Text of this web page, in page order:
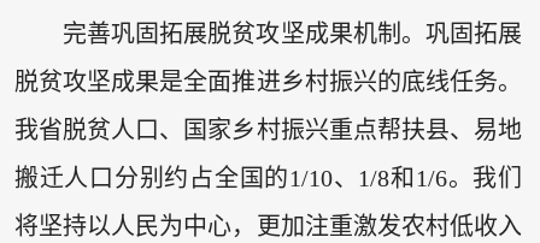
完善巩固拓展脱贫攻坚成果机制。巩固拓展
脱贫攻坚成果是全面推进乡村振兴的底线任务。
我省脱贫人口、国家乡村振兴重点帮扶县、易地
搬迁人口分别约占全国的1/10、1/8和1/6。我们
将坚持以人民为中心，更加注重激发农村低收入